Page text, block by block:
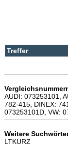
AUDI: 073253101,
782-415, DINEX:
073253101D, VW:
Weitere
LTKURZ